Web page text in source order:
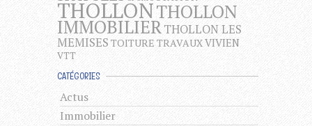
THOLLONTHOLLON
IMMOBILIERTHOLLON LES
MEMISES TOITURE TRAVAUXVIVIEN
VTT
CATÉGORIES
Actus
Immobilier